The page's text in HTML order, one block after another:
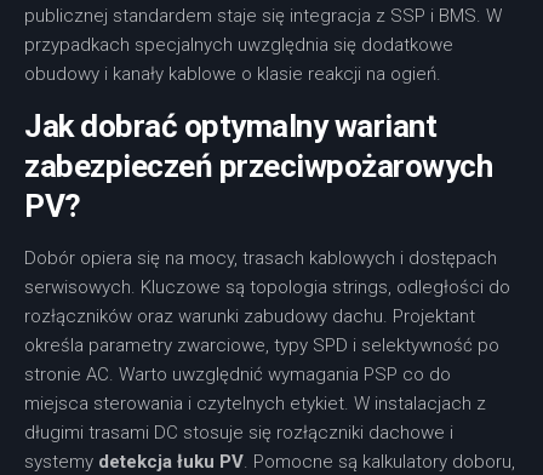
publicznej standardem staje się integracja z SSP i BMS. W
przypadkach specjalnych uwzględnia się dodatkowe
obudowy i kanały kablowe o klasie reakcji na ogień.
Jak dobrać optymalny wariant
zabezpieczeń przeciwpożarowych
PV?
Dobór opiera się na mocy, trasach kablowych i dostępach
serwisowych. Kluczowe są topologia strings, odległości do
rozłączników oraz warunki zabudowy dachu. Projektant
określa parametry zwarciowe, typy SPD i selektywność po
stronie AC. Warto uwzględnić wymagania PSP co do
miejsca sterowania i czytelnych etykiet. W instalacjach z
długimi trasami DC stosuje się rozłączniki dachowe i
systemy detekcja łuku PV. Pomocne są kalkulatory doboru,